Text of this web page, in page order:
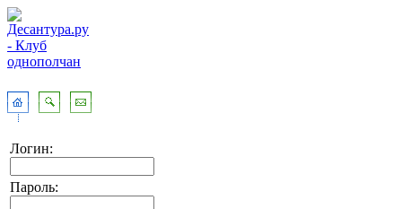
Логин:
Пароль: